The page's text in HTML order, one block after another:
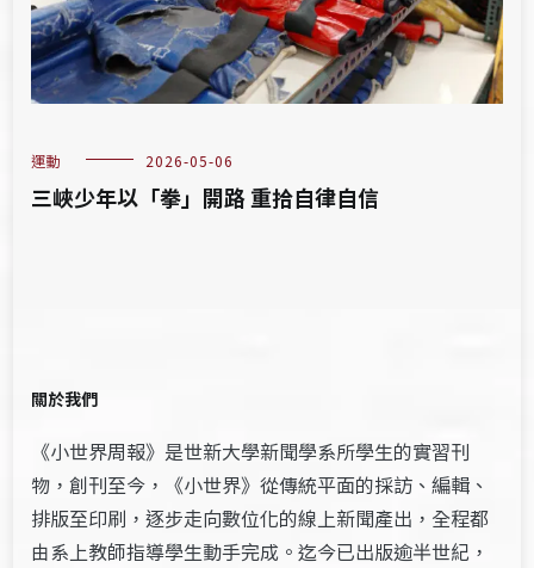
運動 2026-05-06
三峽少年以「拳」開路 重拾自律自信
關於我們
《小世界周報》是世新大學新聞學系所學生的實習刊
物，創刊至今，《小世界》從傳統平面的採訪、編輯、
排版至印刷，逐步走向數位化的線上新聞產出，全程都
由系上教師指導學生動手完成。迄今已出版逾半世紀，